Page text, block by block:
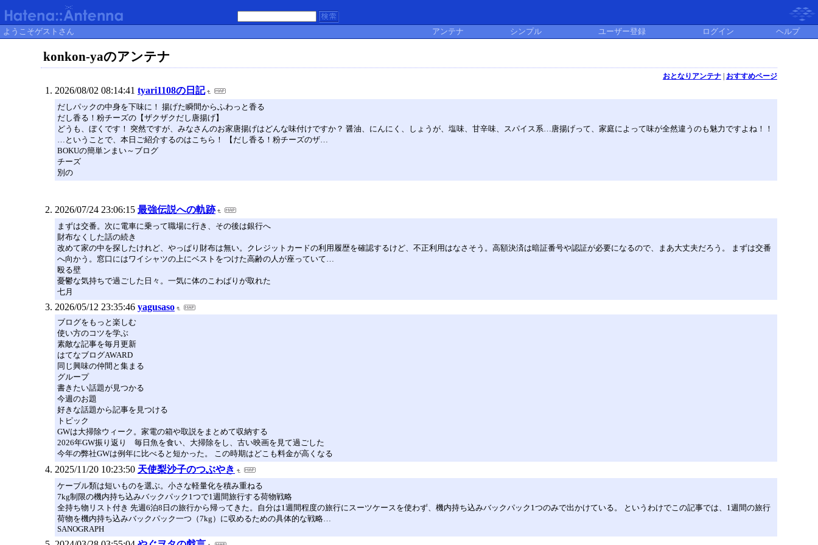
ようこそゲストさん アンテナ シンプル ユーザー登録 ログイン ヘルプ
konkon-yaのアンテナ
おとなりアンテナ| おすすめページ
2026/08/02 08:14:41 tyari1108の日記
だしパックの中身を下味に！ 揚げた瞬間からふわっと香る
だし香る！粉チーズの【ザクザクだし唐揚げ】
どうも、ぼくです！ 突然ですが、みなさんのお家唐揚げはどんな味付けですか？ 醤油、にんにく、しょうが、塩味、甘辛味、スパイス系…唐揚げって、家庭によって味が全然違うのも魅力ですよね！！
…ということで、本日ご紹介するのはこちら！ 【だし香る！粉チーズのザ…
BOKUの簡単ンまい～ブログ
チーズ
別の
2026/07/24 23:06:15 最強伝説への軌跡
まずは交番。次に電車に乗って職場に行き、その後は銀行へ
財布なくした話の続き
改めて家の中を探したけれど、やっぱり財布は無い。クレジットカードの利用履歴を確認するけど、不正利用はなさそう。高額決済は暗証番号や認証が必要になるので、まあ大丈夫だろう。 まずは交番
へ向かう。窓口にはワイシャツの上にベストをつけた高齢の人が座っていて…
殴る壁
憂鬱な気持ちで過ごした日々。一気に体のこわばりが取れた
七月
2026/05/12 23:35:46 yagusaso
ブログをもっと楽しむ
使い方のコツを学ぶ
素敵な記事を毎月更新
はてなブログAWARD
同じ興味の仲間と集まる
グループ
書きたい話題が見つかる
今週のお題
好きな話題から記事を見つける
トピック
GWは大掃除ウィーク。家電の箱や取説をまとめて収納する
2026年GW振り返り 毎日魚を食い、大掃除をし、古い映画を見て過ごした
今年の弊社GWは例年に比べると短かった。 この時期はどこも料金が高くなる
2025/11/20 10:23:50 天使梨沙子のつぶやき
ケーブル類は短いものを選ぶ。小さな軽量化を積み重ねる
7kg制限の機内持ち込みバックパック1つで1週間旅行する荷物戦略
全持ち物リスト付き 先週6泊8日の旅行から帰ってきた。自分は1週間程度の旅行にスーツケースを使わず、機内持ち込みバックパック1つのみで出かけている。 というわけでこの記事では、1週間の旅行
荷物を機内持ち込みバックパック一つ（7kg）に収めるための具体的な戦略…
SANOGRAPH